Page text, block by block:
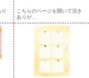
こちらのページを開いて頂き
ありが...